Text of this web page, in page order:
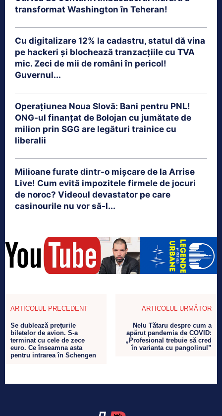
transformat Washington în Teheran!
Cu digitalizare 12% la cadastru, statul dă vina
pe hackeri și blochează tranzacțiile cu TVA
mic. Zeci de mii de români în pericol!
Guvernul...
Operațiunea Noua Slovă: Bani pentru PNL!
ONG-ul finanțat de Bolojan cu jumătate de
milion prin SGG are legături trainice cu
liberalii
Milioane furate dintr-o mișcare de la Arrise
Live! Cum evită impozitele firmele de jocuri
de noroc? Videoul devastator pe care
casinourile nu vor să-l...
ARTICOLUL PRECEDENT
Se dublează prețurile
biletelor de avion. S-a
terminat cu cele de zece
euro. Ce înseamna asta
pentru intrarea în Schengen
ARTICOLUL URMĂTOR
Nelu Tătaru despre cum a
apărut pandemia de COVID:
„Profesional trebuie să cred
în varianta cu pangolinul”